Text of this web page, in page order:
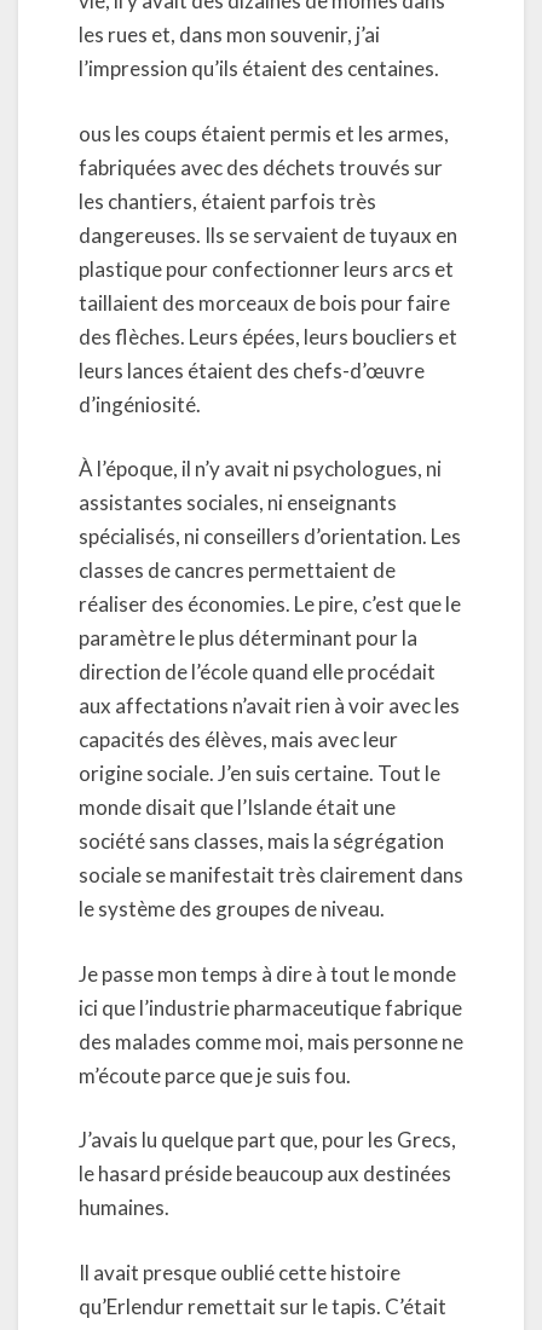
les rues et, dans mon souvenir, j’ai
l’impression qu’ils étaient des centaines.
ous les coups étaient permis et les armes,
fabriquées avec des déchets trouvés sur
les chantiers, étaient parfois très
dangereuses. Ils se servaient de tuyaux en
plastique pour confectionner leurs arcs et
taillaient des morceaux de bois pour faire
des flèches. Leurs épées, leurs boucliers et
leurs lances étaient des chefs-d’œuvre
d’ingéniosité.
À l’époque, il n’y avait ni psychologues, ni
assistantes sociales, ni enseignants
spécialisés, ni conseillers d’orientation. Les
classes de cancres permettaient de
réaliser des économies. Le pire, c’est que le
paramètre le plus déterminant pour la
direction de l’école quand elle procédait
aux affectations n’avait rien à voir avec les
capacités des élèves, mais avec leur
origine sociale. J’en suis certaine. Tout le
monde disait que l’Islande était une
société sans classes, mais la ségrégation
sociale se manifestait très clairement dans
le système des groupes de niveau.
Je passe mon temps à dire à tout le monde
ici que l’industrie pharmaceutique fabrique
des malades comme moi, mais personne ne
m’écoute parce que je suis fou.
J’avais lu quelque part que, pour les Grecs,
le hasard préside beaucoup aux destinées
humaines.
Il avait presque oublié cette histoire
qu’Erlendur remettait sur le tapis. C’était